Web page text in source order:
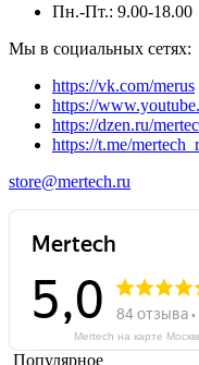
Пн.-Пт.: 9.00-18.00
Мы в социальных сетях:
https://vk.com/merus
https://
https://dzen.ru/
https://t.me/
store@mertech.ru
Mertech на карте
Популярное